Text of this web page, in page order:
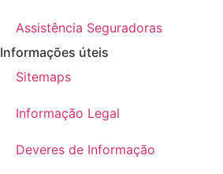
Assistência Seguradoras
Informações úteis
Sitemaps
Informação Legal
Deveres de Informação